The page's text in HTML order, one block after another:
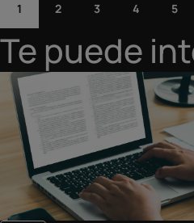
1 2 3 4 5
Te puede